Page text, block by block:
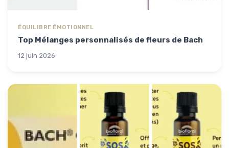
ÉQUILIBRE ÉMOTIONNEL
Top Mélanges personnalisés de fleurs de Bach
12 juin 2026